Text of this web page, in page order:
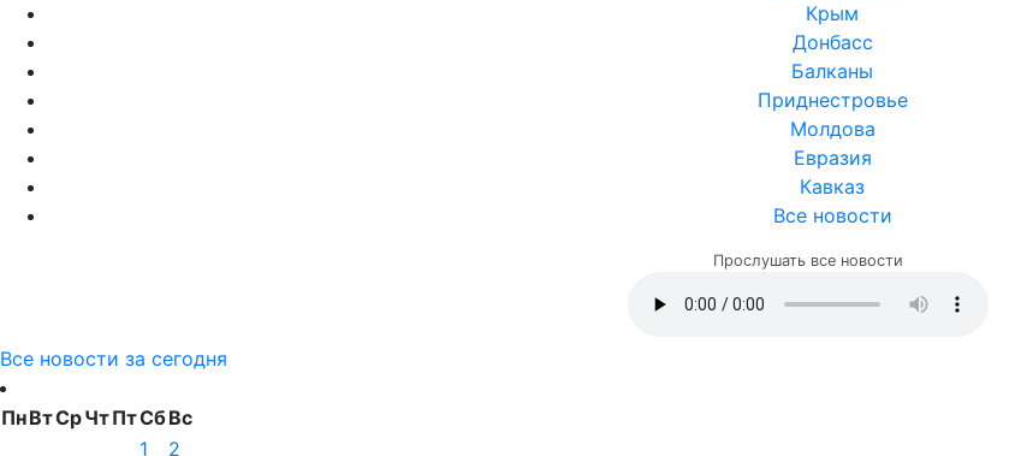
Крым
Донбасс
Балканы
Приднестровье
Молдова
Евразия
Кавказ
Все новости
Прослушать все новости
Все новости за сегодня
ПнВтСрЧтПтСбВс
1
2